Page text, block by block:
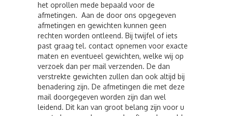
het oprollen mede bepaald voor de
afmetingen. Aan de door ons opgegeven
afmetingen en gewichten kunnen geen
rechten worden ontleend. Bij twijfel of iets
past graag tel. contact opnemen voor exacte
maten en eventueel gewichten, welke wij op
verzoek dan per mail verzenden. De dan
verstrekte gewichten zullen dan ook altijd bij
benadering zijn. De afmetingen die met deze
mail doorgegeven worden zijn dan wel
leidend. Dit kan van groot belang zijn voor u